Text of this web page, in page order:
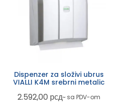
Dispenzer za složivi ubrus
VIALLI K4M srebrni metalic
2.592,00 рсд~ sa PDV-om